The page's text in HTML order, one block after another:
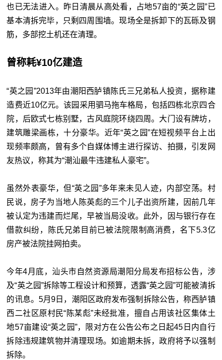
也已无法进入。昨日清晨从高处看，占地57亩的“英之园”已
基本清拆完毕，只剩四周围墙。现场全是拆卸下的瓦砾及钢
筋，多部挖土机还在清理。
曾称耗¥10亿建造
“英之园”2013年由潮阳西胪镇陈氏三兄弟私人投资，据称建
造费近10亿元。该园采用驷马拖车格局，包括四栋北京四合
院，后欧式七栋别墅，古风庭院环绕四周。大门设有牌坊，
建筑雕梁画栋，十分豪华。近年“英之园”在短视频平台上出
现频率颇高，曾有多个自媒体博主进行探访、拍摄，引发网
友热议，称其为“潮汕最牛违建私人豪宅”。
虽然外表豪华，但“英之园”多年来未见人迹，内部空荡。村
民说，房子为当地人陈英彪的三个儿子出资所建，因前几年
被认定为违建而烂尾，早被当局没收。此外，因与银行存在
借款纠纷，陈氏兄弟目前已被法院限制高消费，名下5.3亿
房产被法院挂网拍卖。
今年4月底，汕头市自然资源局潮阳分局发布招标公告，涉
及“英之园”拆除等工程设计和预算，透露“英之园”可能被清拆
的讯息。5月9日，潮阳区政府发布强制拆除公告，称西胪镇
西二社区原村民“陈某彪”未经批准，擅自占用该社区集体土
地57亩建设“英之园”，限对方在公告公布之日起45日内自行
拆除违规建筑物并清理现场。如逾期未拆，政府将予以强制
拆除。